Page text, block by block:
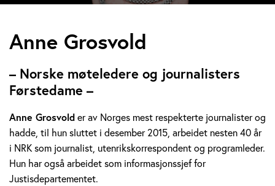
A
n
n
e
G
r
Anne Grosvold
– Norske møteledere og journalisters
Førstedame –
Anne Grosvolder av Norges mest respekterte journalister og
hadde, til hun sluttet i desember 2015, arbeidet nesten 40 år
i NRK som journalist, utenrikskorrespondent og programleder.
Hun har også arbeidet som informasjonssjef for
Justisdepartementet.